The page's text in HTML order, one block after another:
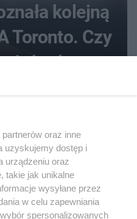
kolejną
Toronto. Czy
się za
oraz inne
uzyskujemy dostęp i
urządzeniu oraz
takie jak unikalne
wysyłane przez
w celu zapewniania
spersonalizowanych